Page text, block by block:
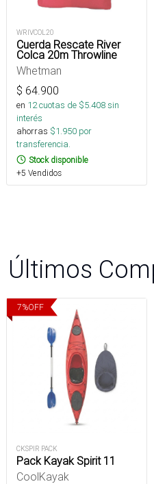
WRIVCOL20
Cuerda Rescate River
Colca 20m Throwline
Whetman
$ 64.900
en 12cuotas de $5.408sin
interés
ahorras $1.950 por
transferencia.
Stock disponible
+5 Vendidos
Últimos
7%OFF
CKSPIR PACK
Pack Kayak Spirit 11
CoolKayak